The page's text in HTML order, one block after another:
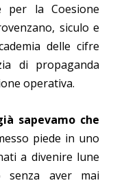
la Coesione
siculo e
delle cifre
di propaganda
operativa.
sapevamo che
piede in uno
a divenire lune
senza aver mai